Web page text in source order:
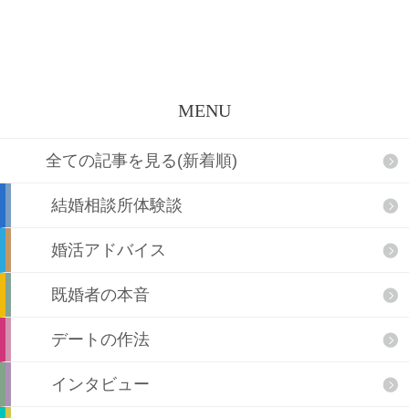
MENU
全ての記事を見る(新着順)
結婚相談所体験談
婚活アドバイス
既婚者の本音
デートの作法
インタビュー